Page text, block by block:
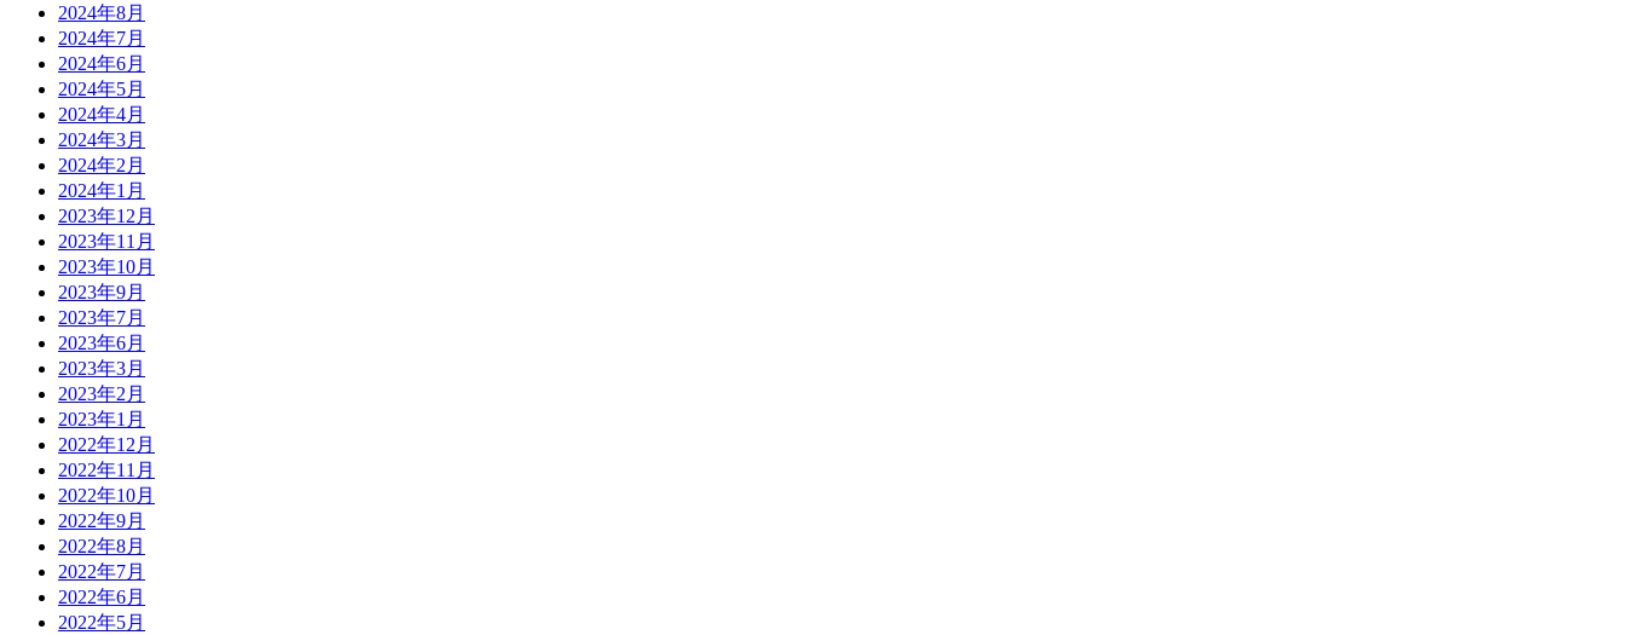
2024年8月
2024年7月
2024年6月
2024年5月
2024年4月
2024年3月
2024年2月
2024年1月
2023年12月
2023年11月
2023年10月
2023年9月
2023年7月
2023年6月
2023年3月
2023年2月
2023年1月
2022年12月
2022年11月
2022年10月
2022年9月
2022年8月
2022年7月
2022年6月
2022年5月